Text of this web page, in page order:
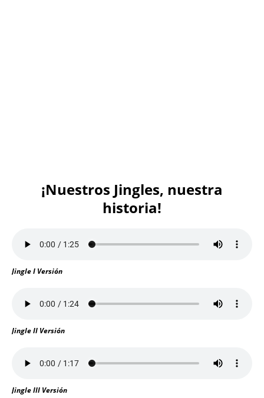
¡Nuestros Jingles, nuestra
historia!
Jingle I Versión
Jingle II Versión
Jingle III Versión